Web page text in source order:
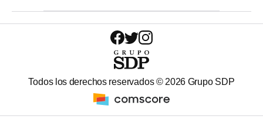
Todos los derechos reservados © 2026 Grupo SDP